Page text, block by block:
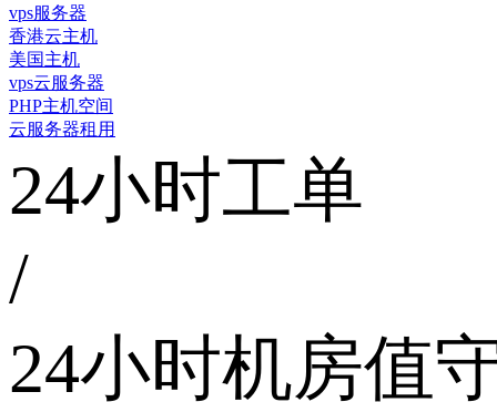
vps服务器
香港云主机
美国主机
vps云服务器
PHP主机空间
云服务器租用
24小时工单
/
24小时机房值